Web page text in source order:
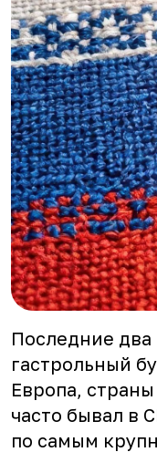
Последние два
гастрольный
Европа,
часто бывал в
по самым